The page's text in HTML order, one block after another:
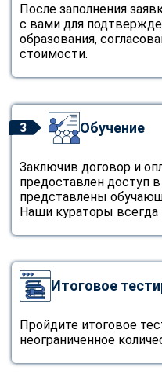
После заполнения
с вами для
образования,
стоимости.
3 Обучение
Заключив договор и
предоставлен доступ
представлены
Наши кураторы всегда
Итоговое
Пройдите итоговое
неограниченное